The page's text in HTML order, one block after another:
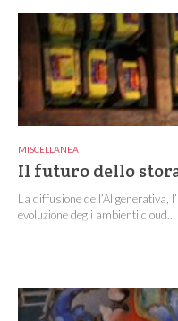
MISCELLANEA
Il futuro dello
La diffusione dell’AI generativa,
evoluzione degli ambienti cloud...